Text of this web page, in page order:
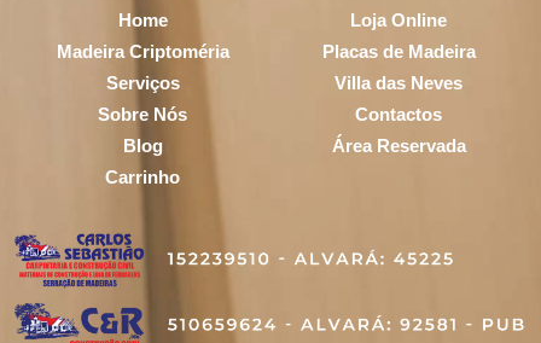
Home
Loja Online
Madeira Criptoméria
Placas de Madeira
Serviços
Villa das Neves
Sobre Nós
Contactos
Blog
Área Reservada
Carrinho